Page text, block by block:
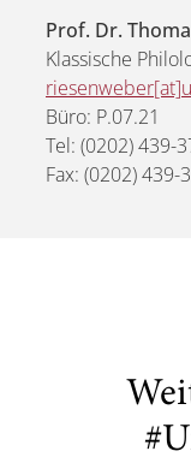
Prof. Dr.
Klassische
Büro: P.07.21
Tel: (0202) 439-
Fax: (0202) 439-